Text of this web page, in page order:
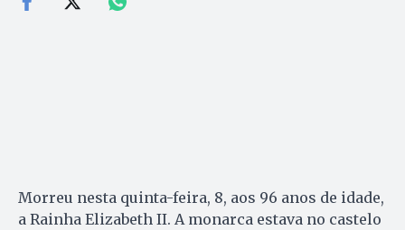
Morreu nesta quinta-feira, 8, aos 96 anos de idade,
a Rainha Elizabeth II. A monarca estava no castelo